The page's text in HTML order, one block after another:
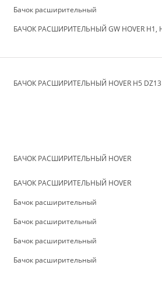
Бачок расширительный
БАЧОК РАСШИРИТЕЛЬНЫЙ GW HOVER H1,
БАЧОК РАСШИРИТЕЛЬНЫЙ HOVER
БАЧОК РАСШИРИТЕЛЬНЫЙ HOVER
Бачок расширительный
Бачок расширительный
Бачок расширительный
Бачок расширительный